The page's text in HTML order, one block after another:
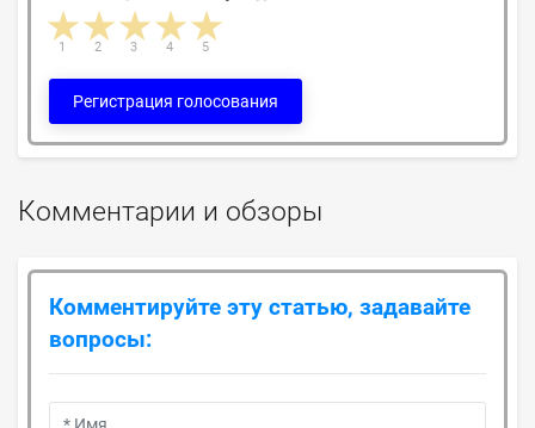
4 stars
3 stars
2 stars
1 star 5
4
3
2
1
Регистрация голосования
Комментарии и обзоры
Комментируйте эту статью, задавайте
вопросы: